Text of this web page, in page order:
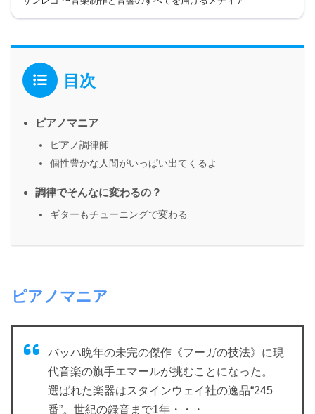
目次
ピアノマニア
ピアノ調律師
個性豊かな人間がいっぱい出てくるよ
調律でそんなに変わるの？
ギターもチューニングで変わる
ピアノマニア
バッハ晩年の未完の傑作《フーガの技法》に現
代音楽の旗手エマールが挑むことになった。
選ばれた楽器はスタインウェイ社の逸品“245
番”。世紀の録音まで1年・・・